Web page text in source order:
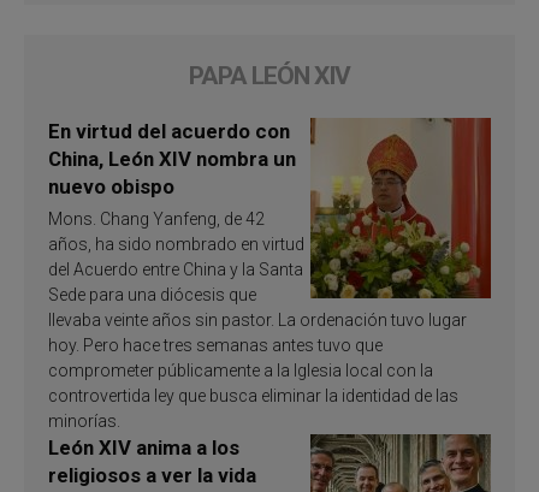
PAPA LEÓN XIV
En virtud del acuerdo con
China, León XIV nombra un
nuevo obispo
Mons. Chang Yanfeng, de 42
años, ha sido nombrado en virtud
del Acuerdo entre China y la Santa
Sede para una diócesis que
llevaba veinte años sin pastor. La ordenación tuvo lugar
hoy. Pero hace tres semanas antes tuvo que
comprometer públicamente a la Iglesia local con la
controvertida ley que busca eliminar la identidad de las
minorías.
León XIV anima a los
religiosos a ver la vida